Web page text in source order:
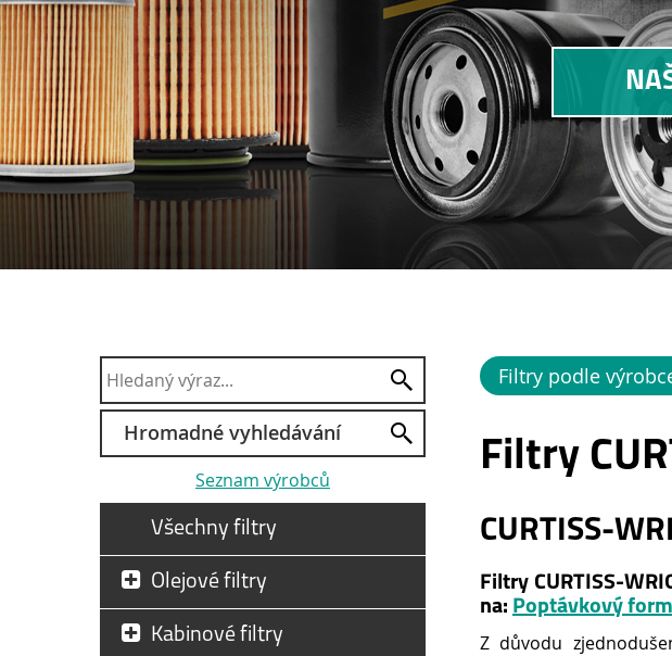
Hromadné vyhledávání
Seznam výrobců
Všechny filtry
Olejové filtry
Kabinové filtry
Filtry podle
Filtry
CURTISS-
Filtry CURTISS-
na: Poptávkový
Z důvodu